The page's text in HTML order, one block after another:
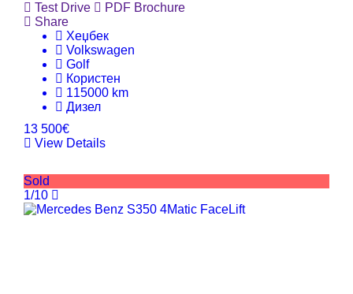
Test Drive
PDF Brochure
Share
Хеџбек
Volkswagen
Golf
Користен
115000 km
Дизел
13 500€
View Details
Sold
1/10